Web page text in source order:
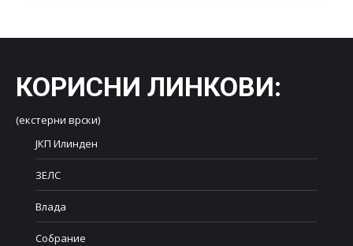
КОРИСНИ ЛИНКОВИ:
(екстерни врски)
ЈКП Илинден
ЗЕЛС
Влада
Собрание